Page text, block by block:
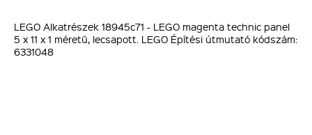
LEGO Alkatrészek 18945c71 - LEGO magenta technic panel
5 x 11 x 1 méretű, lecsapott. LEGO Építési útmutató kódszám:
6331048